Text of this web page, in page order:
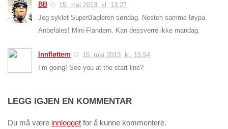
BB
15. mai 2013, kl. 13:27
Jeg syklet SuperBagleren søndag. Nesten samme løypa.
Anbefales! Mini-Flandern. Kan dessverre ikke mandag.
Innfløttern
15. mai 2013, kl. 15:54
I’m going! See you at the start line?
LEGG IGJEN EN KOMMENTAR
Du må være innlogget for å kunne kommentere.